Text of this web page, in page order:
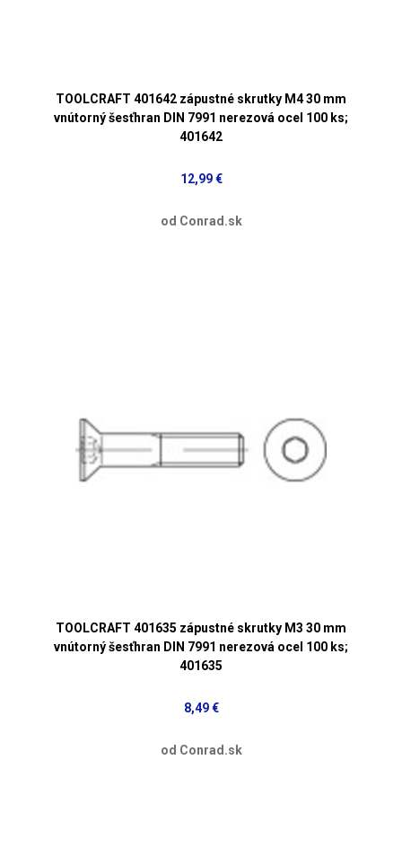
TOOLCRAFT 401642 zápustné skrutky M4 30 mm
vnútorný šesťhran DIN 7991 nerezová ocel 100 ks;
401642
12,99 €
od Conrad.sk
TOOLCRAFT 401635 zápustné skrutky M3 30 mm
vnútorný šesťhran DIN 7991 nerezová ocel 100 ks;
401635
8,49 €
od Conrad.sk